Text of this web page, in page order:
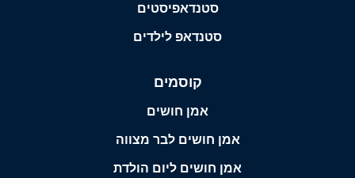
סטנדאפיסטים
סטנדאפ לילדים
קוסמים
אמן חושים
אמן חושים לבר מצווה
אמן חושים ליום הולדת